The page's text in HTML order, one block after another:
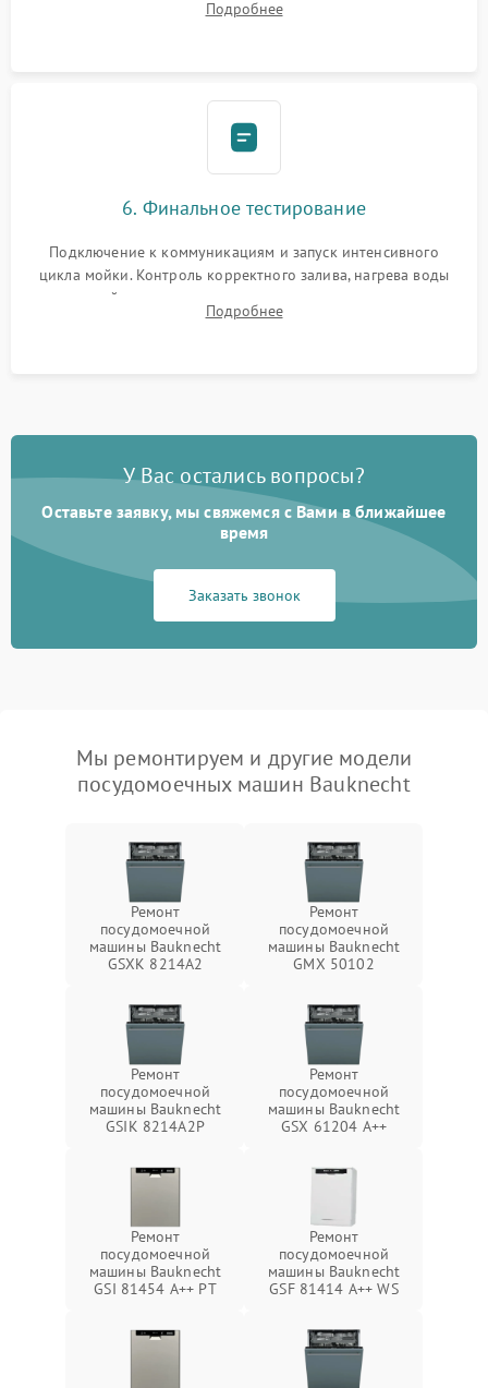
сборка корпуса и установка датчика поплавка.
Подробнее
6. Финальное тестирование
Подключение к коммуникациям и запуск интенсивного
цикла мойки. Контроль корректного залива, нагрева воды
до нужной температуры, отсутствия посторонних шумов,
штатного слива и абсолютной сухости в поддоне.
Подробнее
У Вас остались вопросы?
Оставьте заявку, мы свяжемся с Вами в ближайшее
время
Заказать звонок
Мы ремонтируем и другие модели
посудомоечных машин Bauknecht
Ремонт
посудомоечной
машины Bauknecht
GSXK 8214A2
Ремонт
посудомоечной
машины Bauknecht
GMX 50102
Ремонт
посудомоечной
машины Bauknecht
GSIK 8214A2P
Ремонт
посудомоечной
машины Bauknecht
GSX 61204 A++
Ремонт
посудомоечной
машины Bauknecht
GSI 81454 A++ PT
Ремонт
посудомоечной
машины Bauknecht
GSF 81414 A++ WS